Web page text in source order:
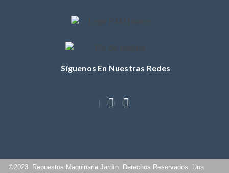
FILTRO DE AIRE
(TRACTOR)
BUJIA (TRACTOR)
POLEA
OTROS (TRACTOR)
Síguenos En Nuestras Redes
©2023. Repuestos Maquinaria Jardín. Derechos Reservados. Una